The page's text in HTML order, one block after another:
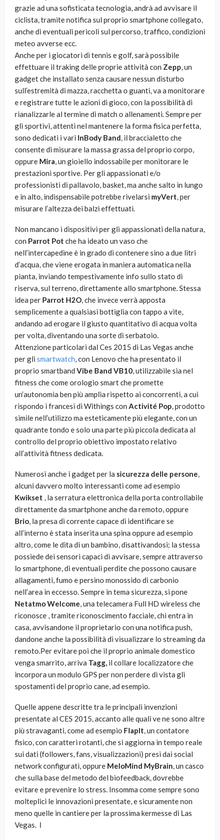
grazie ad una sofisticata tecnologia, andrà ad avvisare il
ciclista, tramite notifica sul proprio smartphone collegato,
anche di eventuali pericoli sul percorso, traffico, condizioni
meteo avverse ecc.
Anche per i giocatori di tennis e golf, sarà possibile
effettuare il traking delle proprie attività con Zepp, un
gadget che installato senza causare nessun disturbo
sull’estremità di mazza, racchetta o guanti, va a monitorare
e registrare tutte le azioni di gioco, con la possibilità di
rianalizzarle al termine di match o allenamenti. Sempre per
gli sportivi, attenti nel mantenere la forma fisica perfetta,
sono dedicati i vari InBody Band, il braccialetto che
consente di misurare la massa grassa del proprio corpo,
oppure Mira, un gioiello indossabile per monitorare le
prestazioni sportive. Per gli appassionati e/o
professionisti di pallavolo, basket, ma anche salto in lungo
e in alto, indispensabile potrebbe rivelarsi myVert, per
misurare l’altezza dei balzi effettuati.
Non mancano i dispositivi per gli appassionati della natura,
con Parrot Pot che ha ideato un vaso che
nell’intercapedine è in grado di contenere sino a due litri
d’acqua, che viene erogata in maniera automatica nella
pianta, inviando tempestivamente info sullo stato di
riserva, sul terreno, direttamente allo smartphone. Stessa
idea per Parrot H2O, che invece verrà apposta
semplicemente a qualsiasi bottiglia con tappo a vite,
andando ad erogare il giusto quantitativo di acqua volta
per volta, diventando una sorte di serbatoio.
Attenzione particolari dal Ces 2015 di Las Vegas anche
per gli smartwatch, con Lenovo che ha presentato il
proprio smartband Vibe Band VB10, utilizzabile sia nel
fitness che come orologio smart che promette
un’autonomia ben più amplia rispetto ai concorrenti, a cui
rispondo i francesi di Withings con Activité Pop, prodotto
simile nell’utilizzo ma esteticamente più elegante, con un
quadrante tondo e solo una parte più piccola dedicata al
controllo del proprio obiettivo impostato relativo
all’attività fitness dedicata.
Numerosi anche i gadget per la sicurezza delle persone,
alcuni davvero molto interessanti come ad esempio
Kwikset , la serratura elettronica della porta controllabile
direttamente da smartphone anche da remoto, oppure
Brio, la presa di corrente capace di identificare se
all’interno è stata inserita una spina oppure ad esempio
altro, come le dita di un bambino, disattivandosi; la stessa
possiede dei sensori capaci di avvisare, sempre attraverso
lo smartphone, di eventuali perdite che possono causare
allagamenti, fumo e persino monossido di carbonio
nell’area in eccesso. Sempre in tema sicurezza, si pone
Netatmo Welcome, una telecamera Full HD wireless che
riconosce , tramite riconoscimento facciale, chi entra in
casa, avvisandone il proprietario con una notifica push,
dandone anche la possibilità di visualizzare lo streaming da
remoto.Per evitare poi che il proprio animale domestico
venga smarrito, arriva Tagg, il collare localizzatore che
incorpora un modulo GPS per non perdere di vista gli
spostamenti del proprio cane, ad esempio.
Quelle appene descritte tra le principali invenzioni
presentate al CES 2015, accanto alle quali ve ne sono altre
più stravaganti, come ad esempio FlapIt, un contatore
fisico, con caratteri rotanti, che si aggiorna in tempo reale
sui dati (followers, fans, visualizzazioni) presi dai social
network configurati, oppure MeloMind MyBrain, un casco
che sulla base del metodo del biofeedback, dovrebbe
evitare e prevenire lo stress. Insomma come sempre sono
molteplici le innovazioni presentate, e sicuramente non
meno quelle in cantiere per la prossima kermesse di Las
Vegas. l